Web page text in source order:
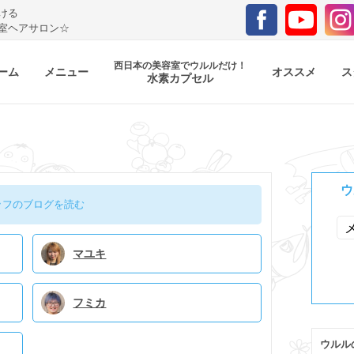
る
ヘアサロン☆
ム メニュー 西日本の美容室でウルルだけ！
水素カプセル オススメ
のブログを読む
マユキ
フミカ
ウルル